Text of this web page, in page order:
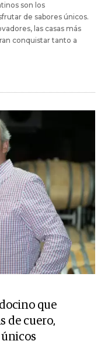
son los
de sabores únicos.
las casas más
conquistar tanto a
que
de cuero,
únicos